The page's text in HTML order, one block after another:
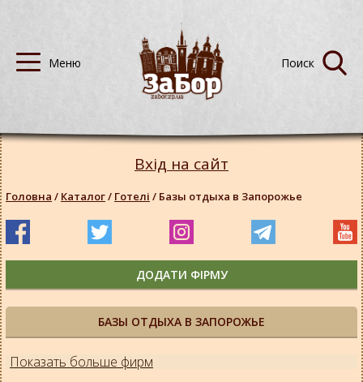
БАЗЫ ОТДЫХА В ЗАПОРОЖЬЕ
Показать больше фирм
Вхід на сайт
Головна / Каталог/ Готелі / Базы отдыха в Запорожье
ДОДАТИ ФІРМУ